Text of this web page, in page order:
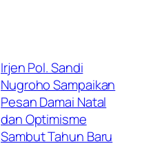
Irjen Pol. Sandi
Nugroho Sampaikan
Pesan Damai Natal
dan Optimisme
Sambut Tahun Baru